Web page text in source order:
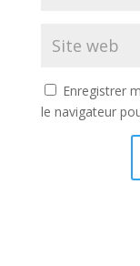
Enregistrer
le navigateur